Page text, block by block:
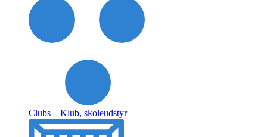
Clubs – Klub, skoleudstyr